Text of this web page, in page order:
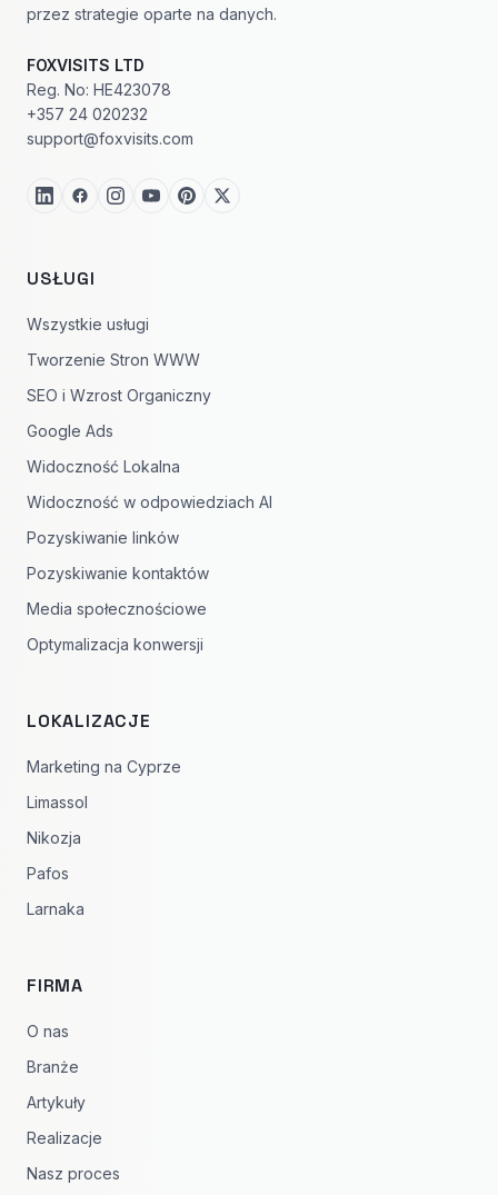
przez strategie oparte na danych.
FOXVISITS LTD
Reg. No: HE423078
+357 24 020232
support@foxvisits.com
USŁUGI
Wszystkie usługi
Tworzenie Stron WWW
SEO i Wzrost Organiczny
Google Ads
Widoczność Lokalna
Widoczność w odpowiedziach AI
Pozyskiwanie linków
Pozyskiwanie kontaktów
Media społecznościowe
Optymalizacja konwersji
LOKALIZACJE
Marketing na Cyprze
Limassol
Nikozja
Pafos
Larnaka
FIRMA
O nas
Branże
Artykuły
Realizacje
Nasz proces